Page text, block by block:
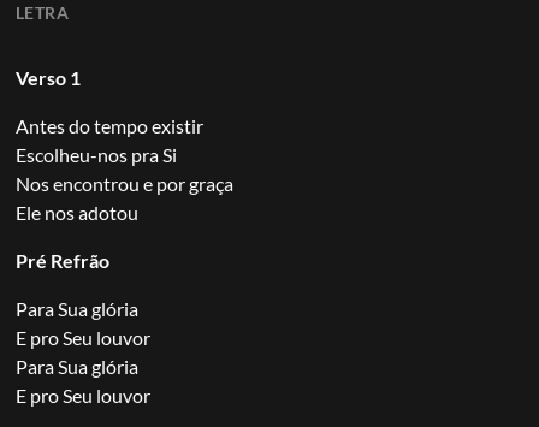
LETRA
Verso 1
Antes do tempo existir
Escolheu-nos pra Si
Nos encontrou e por graça
Ele nos adotou
Pré Refrão
Para Sua glória
E pro Seu louvor
Para Sua glória
E pro Seu louvor